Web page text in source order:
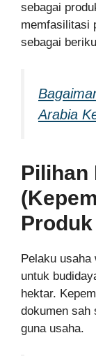
sebagai
memfasilitasi
sebagai
Arabia
Pilihan
Pelaku usaha
untuk
hektar.
dokumen sah
guna usaha.